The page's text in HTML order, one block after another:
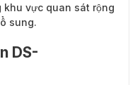
vực quan sát rộng
sung.
DS-